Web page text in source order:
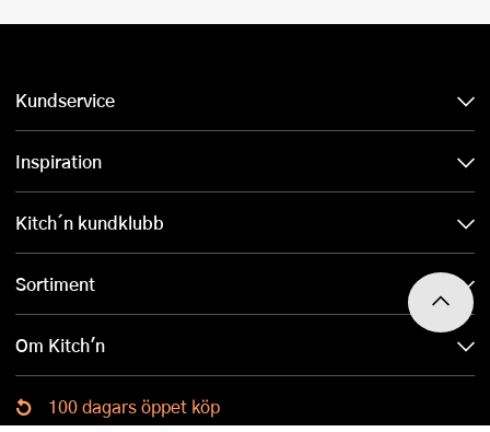
Kundservice
Inspiration
Kitch´n kundklubb
Sortiment
Om Kitch'n
100 dagars öppet köp